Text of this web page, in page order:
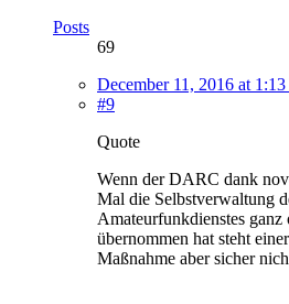
Posts
69
December 11, 2016 at
#9
Quote
Wenn der DARC dank
Mal die Selbstverwaltung
Amateurfunkdienstes ganz
übernommen hat steht
Maßnahme aber sicher